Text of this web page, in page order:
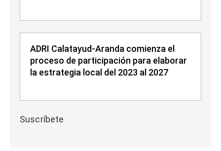
ADRI Calatayud-Aranda comienza el
proceso de participación para elaborar
la estrategia local del 2023 al 2027
Suscríbete